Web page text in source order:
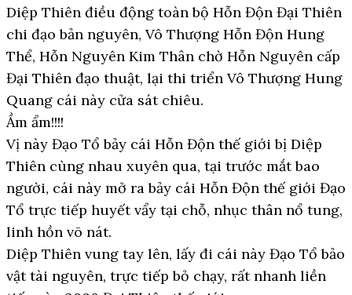
Diệp Thiên điều động toàn bộ Hỗn Độn Đại Thiên
chi đạo bản nguyên, Vô Thượng Hỗn Độn Hung
Thể, Hỗn Nguyên Kim Thân chờ Hỗn Nguyên cấp
Đại Thiên đạo thuật, lại thi triển Vô Thượng Hung
Quang cái này cửa sát chiêu.
Ầm ẩm!!!!
Vị này Đạo Tổ bảy cái Hỗn Độn thế giới bị Diệp
Thiên cùng nhau xuyên qua, tại trước mắt bao
người, cái này mở ra bảy cái Hỗn Độn thế giới Đạo
Tổ trực tiếp huyết vẩy tại chỗ, nhục thân nổ tung,
linh hồn võ nát.
Diệp Thiên vung tay lên, lấy đi cái này Đạo Tổ bảo
vật tài nguyên, trực tiếp bỏ chạy, rất nhanh liền